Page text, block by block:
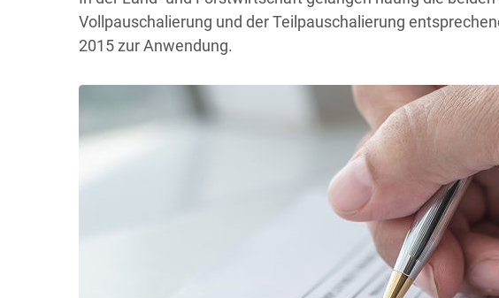
Vollpauschalierung und der Teilpauschalierung
2015 zur Anwendung.